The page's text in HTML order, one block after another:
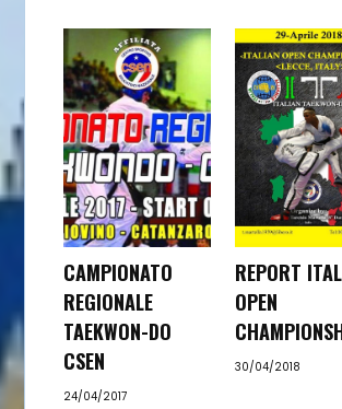
Search
CAMPIONATO
REGIONALE
TAEKWON-DO
CSEN
24/04/2017
REPORT
OPEN
30/04/2018